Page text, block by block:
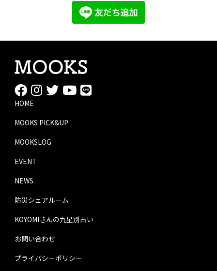
HOME
MOOKS PICK&UP
MOOKSLOG
EVENT
NEWS
防災シェアルーム
KOYOMIさんの九星別占い
お問い合わせ
プライバシーポリシー